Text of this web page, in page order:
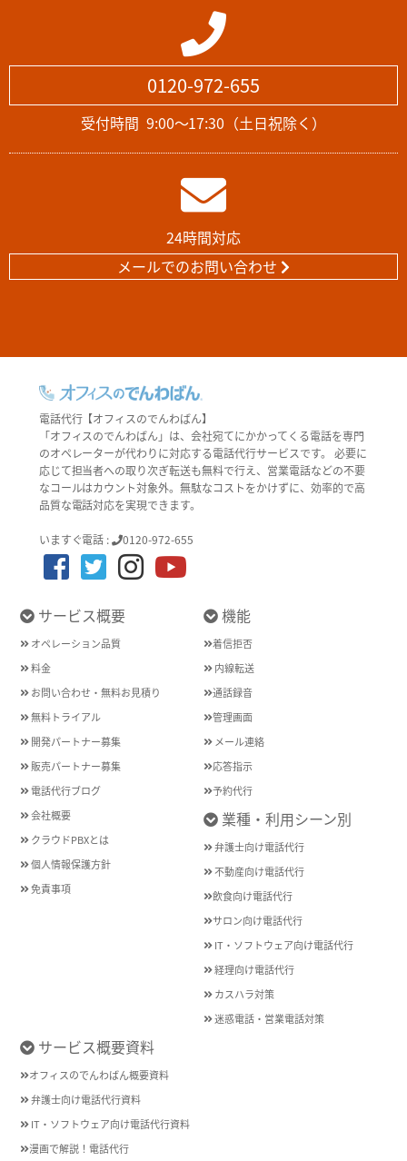
0120-972-655
受付時間 9:00～17:30（土日祝除く）
24時間対応
メールでのお問い合わせ
電話代行【オフィスのでんわばん】
「オフィスのでんわばん」は、会社宛てにかかってくる電話を専門
のオペレーターが代わりに対応する電話代行サービスです。 必要に
応じて担当者への取り次ぎ転送も無料で行え、営業電話などの不要
なコールはカウント対象外。無駄なコストをかけずに、効率的で高
品質な電話対応を実現できます。
いますぐ電話 : 0120-972-655
サービス概要
オペレーション品質
料金
お問い合わせ・無料お見積り
無料トライアル
開発パートナー募集
販売パートナー募集
電話代行ブログ
会社概要
クラウドPBXとは
個人情報保護方針
免責事項
機能
着信拒否
内線転送
通話録音
管理画面
メール連絡
応答指示
予約代行
業種・利用シーン別
弁護士向け電話代行
不動産向け電話代行
飲食向け電話代行
サロン向け電話代行
IT・ソフトウェア向け電話代行
経理向け電話代行
カスハラ対策
迷惑電話・営業電話対策
サービス概要資料
オフィスのでんわばん概要資料
弁護士向け電話代行資料
IT・ソフトウェア向け電話代行資料
漫画で解説！電話代行